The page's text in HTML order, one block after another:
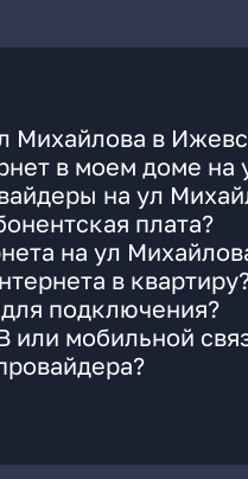
Михайлова в
в моем доме на
на ул
плата?
на ул
в
подключения?
мобильной